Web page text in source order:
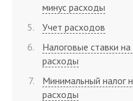
минус расходы
Учет расходов
Налоговые ставки
расходы
Минимальный налог
расходы